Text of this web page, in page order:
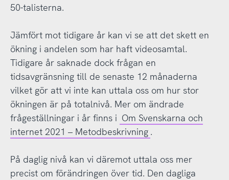
50-talisterna.
Jämfört mot tidigare år kan vi se att det skett en
ökning i andelen som har haft videosamtal.
Tidigare år saknade dock frågan en
tidsavgränsning till de senaste 12 månaderna
vilket gör att vi inte kan uttala oss om hur stor
ökningen är på totalnivå. Mer om ändrade
frågeställningar i år finns i Om Svenskarna och
internet 2021 – Metodbeskrivning .
På daglig nivå kan vi däremot uttala oss mer
precist om förändringen över tid. Den dagliga